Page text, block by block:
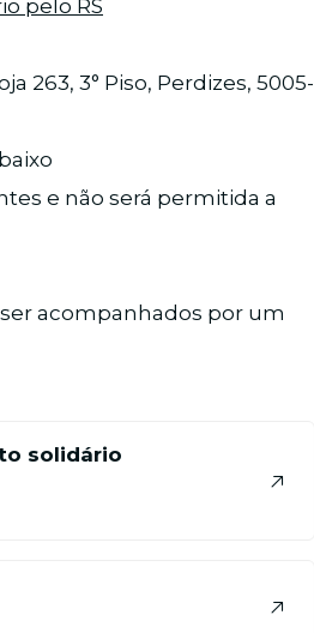
pelo RS
263, 3° Piso, Perdizes, 5005-
e não será permitida a
ser acompanhados por um
solidário